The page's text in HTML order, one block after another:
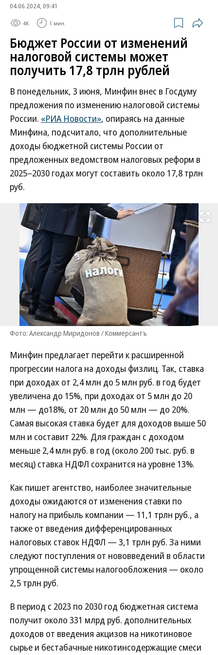
04.06.2024, 09:41
4K 1 мин.
Бюджет России от изменений
налоговой системы может
получить 17,8 трлн рублей
В понедельник, 3 июня, Минфин внес в Госдуму
предложения по изменению налоговой системы
России. «РИА Новости», опираясь на данные
Минфина, подсчитало, что дополнительные
доходы бюджетной системы России от
предложенных ведомством налоговых реформ в
2025–2030 годах могут составить около 17,8 трлн
руб.
Развернуть
Фото: Александр Миридонов / Коммерсантъ
Минфин предлагает перейти к расширенной
прогрессии налога на доходы физлиц. Так, ставка
при доходах от 2,4 млн до 5 млн руб. в год будет
увеличена до 15%, при доходах от 5 млн до 20
млн — до18%, от 20 млн до 50 млн — до 20%.
Самая высокая ставка будет для доходов выше 50
млн и составит 22%. Для граждан с доходом
меньше 2,4 млн руб. в год (около 200 тыс. руб. в
месяц) ставка НДФЛ сохранится на уровне 13%.
Как пишет агентство, наиболее значительные
доходы ожидаются от изменения ставки по
налогу на прибыль компании — 11,1 трлн руб., а
также от введения дифференцированных
налоговых ставок НДФЛ — 3,1 трлн руб. За ними
следуют поступления от нововведений в области
упрощенной системы налогообложения — около
2,5 трлн руб.
В период с 2023 по 2030 год бюджетная система
получит около 331 млрд руб. дополнительных
доходов от введения акцизов на никотиновое
сырье и бестабачные никотинсодержащие смеси